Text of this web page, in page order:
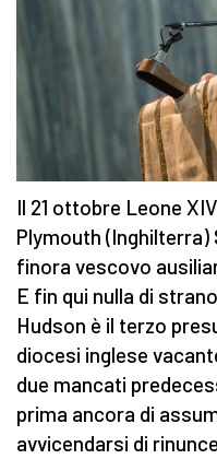
Il 21 ottobre Leone
Plymouth (Inghilterra)
finora vescovo
E fin qui nulla di
Hudson è il terzo
diocesi inglese
due mancati
prima ancora di
avvicendarsi di